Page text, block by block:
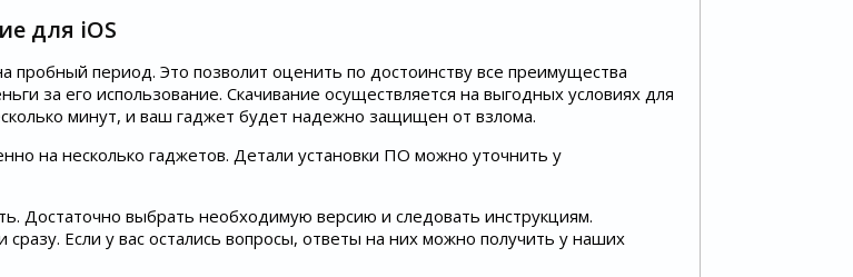
для iOS
пробный период. Это позволит оценить по достоинству все преимущества
за его использование. Скачивание осуществляется на выгодных условиях для
минут, и ваш гаджет будет надежно защищен от взлома.
на несколько гаджетов. Детали установки ПО можно уточнить у
Достаточно выбрать необходимую версию и следовать инструкциям.
Если у вас остались вопросы, ответы на них можно получить у наших